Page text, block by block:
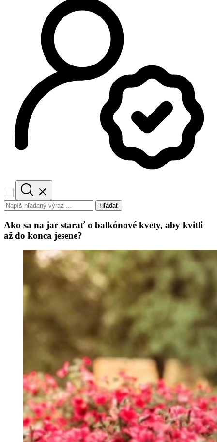
Hľadať
Ako sa na jar starať o balkónové kvety, aby kvitli
až do konca jesene?